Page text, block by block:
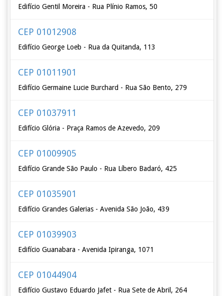
Edifício Gentil Moreira - Rua Plínio Ramos, 50
CEP 01012908
Edifício George Loeb - Rua da Quitanda, 113
CEP 01011901
Edifício Germaine Lucie Burchard - Rua São Bento, 279
CEP 01037911
Edifício Glória - Praça Ramos de Azevedo, 209
CEP 01009905
Edifício Grande São Paulo - Rua Líbero Badaró, 425
CEP 01035901
Edifício Grandes Galerias - Avenida São João, 439
CEP 01039903
Edifício Guanabara - Avenida Ipiranga, 1071
CEP 01044904
Edifício Gustavo Eduardo Jafet - Rua Sete de Abril, 264